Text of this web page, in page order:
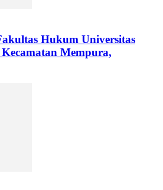
Hukum Universitas
Mempura,